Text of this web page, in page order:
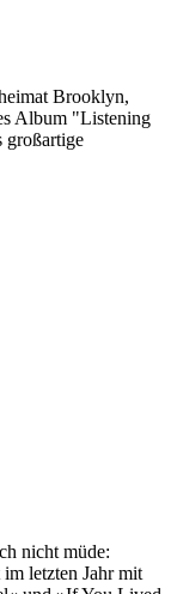
Brooklyn,
Album "Listening
großartige
nicht müde:
letzten Jahr mit